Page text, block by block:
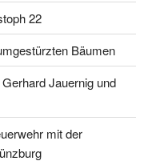
22
Bäumen
Jauernig und
mit der